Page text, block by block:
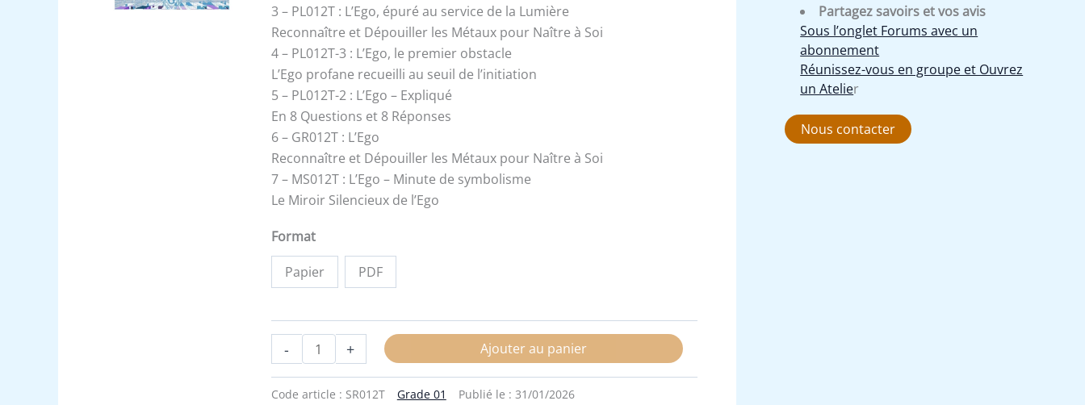
3 – PL012T : L’Ego, épuré au service de la Lumière
Reconnaître et Dépouiller les Métaux pour Naître à Soi
4 – PL012T-3 : L’Ego, le premier obstacle
L’Ego profane recueilli au seuil de l’initiation
5 – PL012T-2 : L’Ego – Expliqué
En 8 Questions et 8 Réponses
6 – GR012T : L’Ego
Reconnaître et Dépouiller les Métaux pour Naître à Soi
7 – MS012T : L’Ego – Minute de symbolisme
Le Miroir Silencieux de l’Ego
Format
Papier PDF
- + Ajouter au panier
Code article : SR012T Grade 01 Publié le : 31/01/2026
Partagez savoirs et vos avis
Sous l’onglet Forums avec un
abonnement
Réunissez-vous en groupe et Ouvrez
un Atelier
Nous contacter